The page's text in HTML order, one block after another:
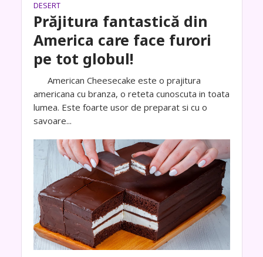
DESERT
Prăjitura fantastică din
America care face furori
pe tot globul!
American Cheesecake este o prajitura
americana cu branza, o reteta cunoscuta in toata
lumea. Este foarte usor de preparat si cu o
savoare...